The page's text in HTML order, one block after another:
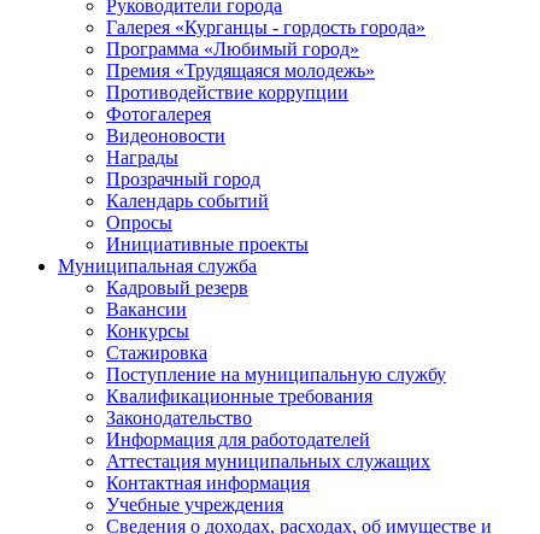
Руководители города
Галерея «Курганцы - гордость города»
Программа «Любимый город»
Премия «Трудящаяся молодежь»
Противодействие коррупции
Фотогалерея
Видеоновости
Награды
Прозрачный город
Календарь событий
Опросы
Инициативные проекты
Муниципальная служба
Кадровый резерв
Вакансии
Конкурсы
Стажировка
Поступление на муниципальную службу
Квалификационные требования
Законодательство
Информация для работодателей
Аттестация муниципальных служащих
Контактная информация
Учебные учреждения
Сведения о доходах, расходах, об имуществе и